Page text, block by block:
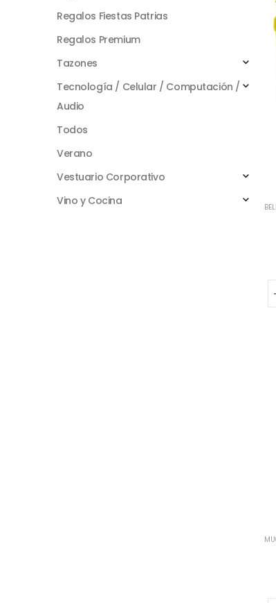
Regalos Fiestas Patrias
Regalos Premium
Tazones
Tecnología / Celular / Computación /
Audio
Todos
Verano
Vestuario Corporativo
Vino y Cocina